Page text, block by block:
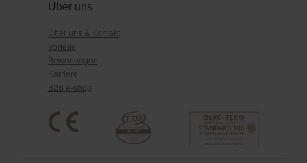
Über uns
Über uns & Kontakt
Vorteile
Bewertungen
Karriere
B2B e-shop